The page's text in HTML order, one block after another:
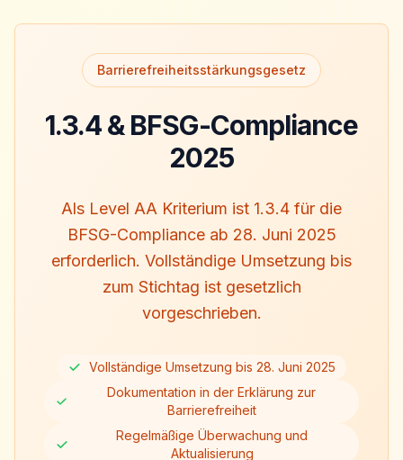
Barrierefreiheitsstärkungsgesetz
1.3.4 & BFSG-Compliance
2025
Als Level AA Kriterium ist 1.3.4 für die
BFSG-Compliance ab 28. Juni 2025
erforderlich. Vollständige Umsetzung bis
zum Stichtag ist gesetzlich
vorgeschrieben.
Vollständige Umsetzung bis 28. Juni 2025
Dokumentation in der Erklärung zur
Barrierefreiheit
Regelmäßige Überwachung und
Aktualisierung